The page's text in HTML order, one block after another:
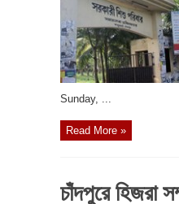
‎Sunday, ...
Read More »
চাঁদপুরে হিজরা